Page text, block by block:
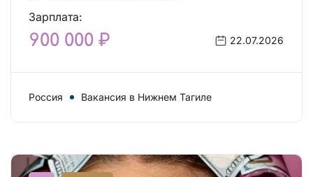
Зарплата:
900 000 ₽ 22.07.2026
Россия Вакансия в Нижнем Тагиле